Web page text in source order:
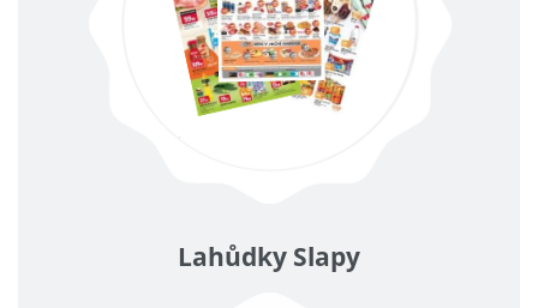
Lahůdky Slapy